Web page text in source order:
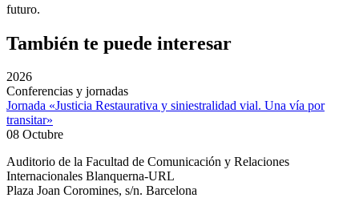
futuro.
También te puede interesar
2026
Conferencias y jornadas
Jornada «Justicia Restaurativa y siniestralidad vial. Una vía por
transitar»
08 Octubre
Auditorio de la Facultad de Comunicación y Relaciones
Internacionales Blanquerna-URL
Plaza Joan Coromines, s/n. Barcelona